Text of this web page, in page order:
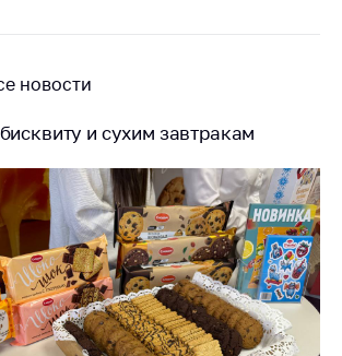
о росте
о росте
и
новости
и сухим завтракам